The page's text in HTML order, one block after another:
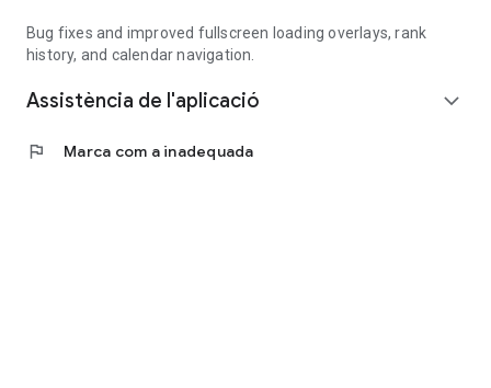
Bug fixes and improved fullscreen loading overlays, rank
history, and calendar navigation.
Assistència de l'aplicació expand_more
flag Marca com a inadequada